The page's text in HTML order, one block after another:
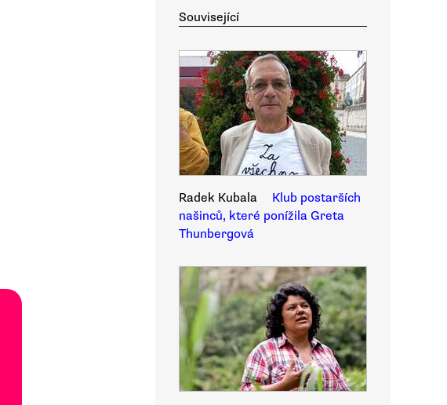
Související
Radek Kubala
Klub postarších
našinců, které ponížila Greta
Thunbergová